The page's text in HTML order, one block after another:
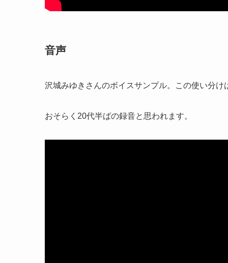
音声
沢城みゆきさんのボイスサンプル。この使い分け
おそらく20代半ばの録音と思われます。